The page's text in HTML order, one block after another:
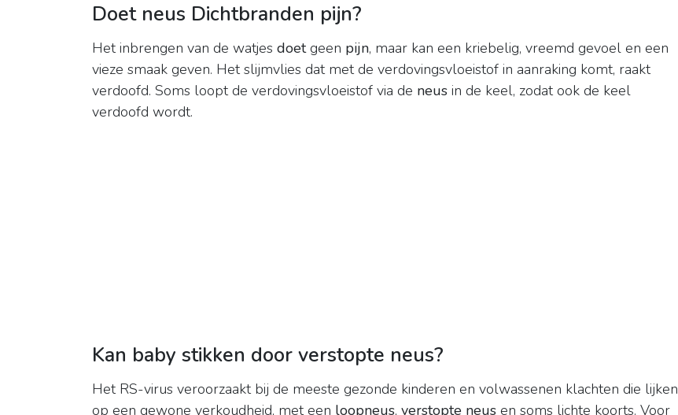
Doet neus Dichtbranden pijn?
Het inbrengen van de watjes doetgeen pijn, maar kan een kriebelig, vreemd gevoel en een
vieze smaak geven. Het slijmvlies dat met de verdovingsvloeistof in aanraking komt, raakt
verdoofd. Soms loopt de verdovingsvloeistof via de neus in de keel, zodat ook de keel
verdoofd wordt.
Kan baby stikken door verstopte neus?
Het RS-virus veroorzaakt bij de meeste gezonde kinderen en volwassenen klachten die lijken
op een gewone verkoudheid, met een loopneus, verstopte neus en soms lichte koorts. Voor